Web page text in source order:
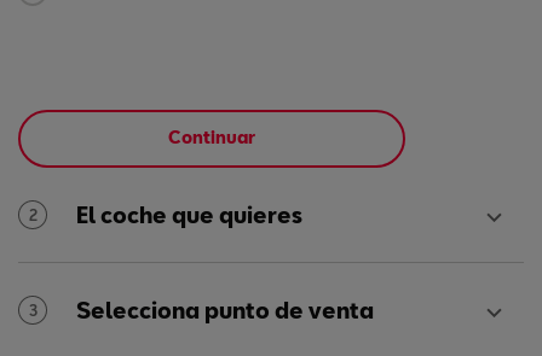
Continuar
2 El coche que quieres
3 Selecciona punto de venta